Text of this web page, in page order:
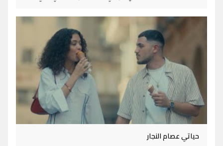
حياتي عصام النجار